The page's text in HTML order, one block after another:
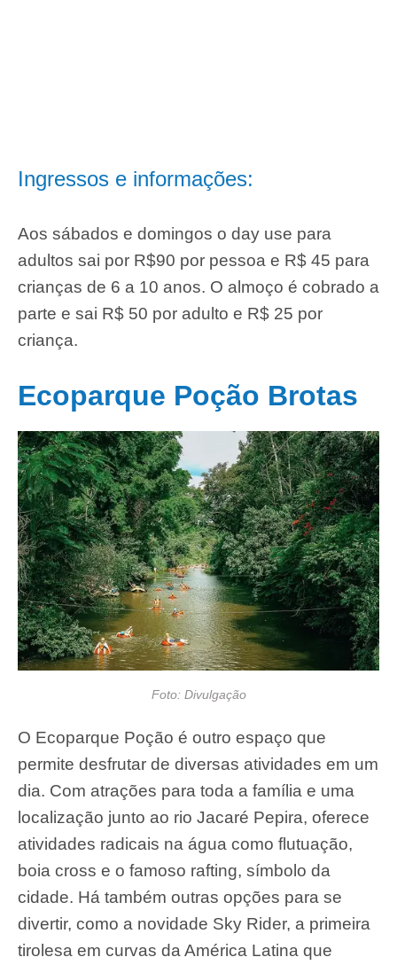
Ingressos e informações:
Aos sábados e domingos o day use para
adultos sai por R$90 por pessoa e R$ 45 para
crianças de 6 a 10 anos. O almoço é cobrado a
parte e sai R$ 50 por adulto e R$ 25 por
criança.
Ecoparque Poção Brotas
Foto: Divulgação
O Ecoparque Poção é outro espaço que
permite desfrutar de diversas atividades em um
dia. Com atrações para toda a família e uma
localização junto ao rio Jacaré Pepira, oferece
atividades radicais na água como flutuação,
boia cross e o famoso rafting, símbolo da
cidade. Há também outras opções para se
divertir, como a novidade Sky Rider, a primeira
tirolesa em curvas da América Latina que